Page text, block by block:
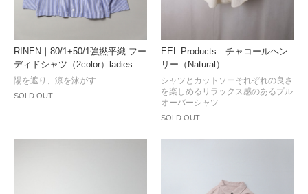
RINEN｜80/1+50/1強撚平織 フー
ディドシャツ（2color）ladies
SOLD OUT
陽を遮り、涼を泳がす
EEL Products｜チャコールヘン
リー（Natural）
SOLD OUT
シャツとカットソーそれぞれの良さ
を楽しめるリラックス感のあるプル
オーバーシャツ